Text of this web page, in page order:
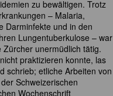
zu bewältigen. Trotz
– Malaria,
Darminfekte und in den
Lungentuberkulose – war
Zürcher unermüdlich tätig.
praktizieren konnte, las
schrieb; etliche Arbeiten von
Schweizerischen
Wochenschrift